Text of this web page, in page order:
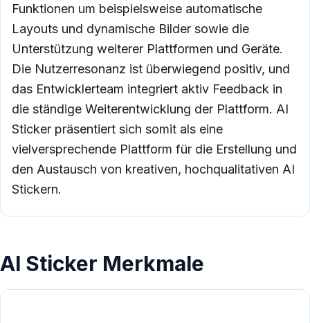
Funktionen um beispielsweise automatische
Layouts und dynamische Bilder sowie die
Unterstützung weiterer Plattformen und Geräte.
Die Nutzerresonanz ist überwiegend positiv, und
das Entwicklerteam integriert aktiv Feedback in
die ständige Weiterentwicklung der Plattform. AI
Sticker präsentiert sich somit als eine
vielversprechende Plattform für die Erstellung und
den Austausch von kreativen, hochqualitativen AI
Stickern.
AI Sticker Merkmale